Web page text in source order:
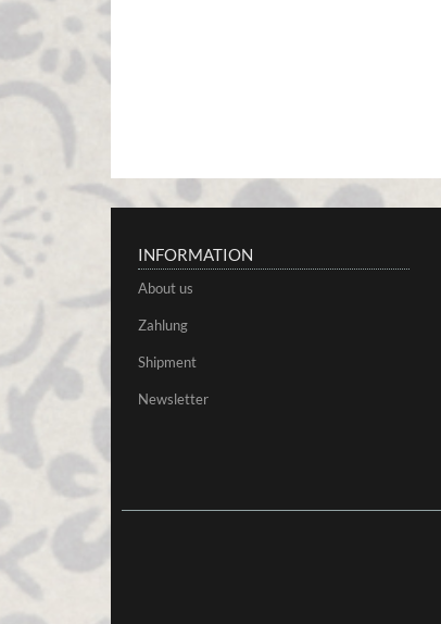
36,80 €
INFORMATION
About us
Zahlung
Shipment
Newsletter